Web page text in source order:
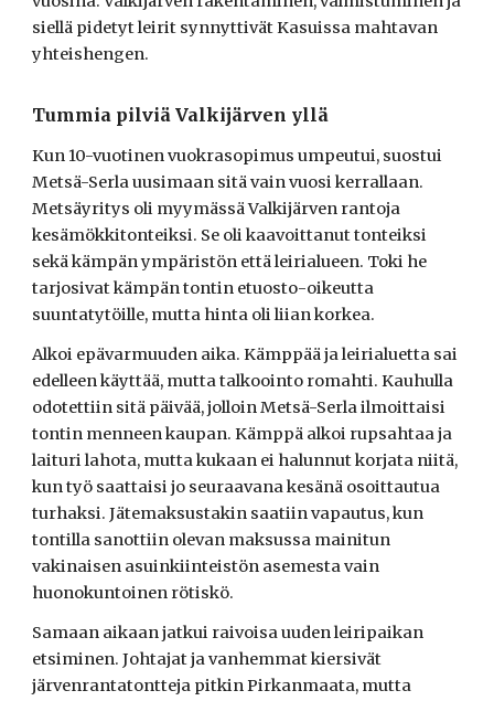
siellä pidetyt leirit synnyttivät Kasuissa mahtavan
yhteishengen.
Tummia pilviä Valkijärven yllä
Kun 10-vuotinen vuokrasopimus umpeutui, suostui
Metsä-Serla uusimaan sitä vain vuosi kerrallaan.
Metsäyritys oli myymässä Valkijärven rantoja
kesämökkitonteiksi. Se oli kaavoittanut tonteiksi
sekä kämpän ympäristön että leirialueen. Toki he
tarjosivat kämpän tontin etuosto-oikeutta
suuntatytöille, mutta hinta oli liian korkea.
Alkoi epävarmuuden aika. Kämppää ja leirialuetta sai
edelleen käyttää, mutta talkoointo romahti. Kauhulla
odotettiin sitä päivää, jolloin Metsä-Serla ilmoittaisi
tontin menneen kaupan. Kämppä alkoi rupsahtaa ja
laituri lahota, mutta kukaan ei halunnut korjata niitä,
kun työ saattaisi jo seuraavana kesänä osoittautua
turhaksi. Jätemaksustakin saatiin vapautus, kun
tontilla sanottiin olevan maksussa mainitun
vakinaisen asuinkiinteistön asemesta vain
huonokuntoinen rötiskö.
Samaan aikaan jatkui raivoisa uuden leiripaikan
etsiminen. Johtajat ja vanhemmat kiersivät
järvenrantatontteja pitkin Pirkanmaata, mutta